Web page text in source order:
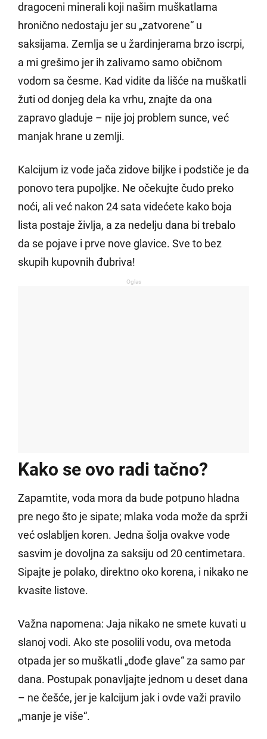
dragoceni minerali koji našim muškatlama
hronično nedostaju jer su „zatvorene“ u
saksijama. Zemlja se u žardinjerama brzo iscrpi,
a mi grešimo jer ih zalivamo samo običnom
vodom sa česme. Kad vidite da lišće na muškatli
žuti od donjeg dela ka vrhu, znajte da ona
zapravo gladuje – nije joj problem sunce, već
manjak hrane u zemlji.
Kalcijum iz vode jača zidove biljke i podstiče je da
ponovo tera pupoljke. Ne očekujte čudo preko
noći, ali već nakon 24 sata videćete kako boja
lista postaje življa, a za nedelju dana bi trebalo
da se pojave i prve nove glavice. Sve to bez
skupih kupovnih đubriva!
Oglas
Kako se ovo radi tačno?
Zapamtite, voda mora da bude potpuno hladna
pre nego što je sipate; mlaka voda može da sprži
već oslabljen koren. Jedna šolja ovakve vode
sasvim je dovoljna za saksiju od 20 centimetara.
Sipajte je polako, direktno oko korena, i nikako ne
kvasite listove.
Važna napomena: Jaja nikako ne smete kuvati u
slanoj vodi. Ako ste posolili vodu, ova metoda
otpada jer so muškatli „dođe glave“ za samo par
dana. Postupak ponavljajte jednom u deset dana
– ne češće, jer je kalcijum jak i ovde važi pravilo
„manje je više“.